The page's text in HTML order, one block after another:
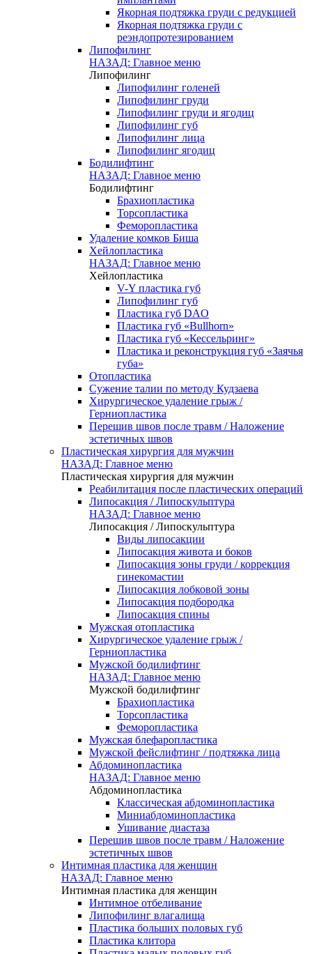
Якорная подтяжка груди с редукцией
Якорная подтяжка груди с
реэндопротезированием
Липофилинг
НАЗАД: Главное меню
Липофилинг
Липофилинг голеней
Липофилинг груди
Липофилинг груди и ягодиц
Липофилинг губ
Липофилинг лица
Липофилинг ягодиц
Бодилифтинг
НАЗАД: Главное меню
Бодилифтинг
Брахиопластика
Торсопластика
Феморопластика
Удаление комков Биша
Хейлопластика
НАЗАД: Главное меню
Хейлопластика
V-Y пластика губ
Липофилинг губ
Пластика губ DAO
Пластика губ «Bullhorn»
Пластика губ «Кессельринг»
Пластика и реконструкция губ «Заячья
губа»
Отопластика
Сужение талии по методу Кудзаева
Хирургическое удаление грыж /
Герниопластика
Перешив швов после травм / Наложение
эстетичных швов
Пластическая хирургия для мужчин
НАЗАД: Главное меню
Пластическая хирургия для мужчин
Реабилитация после пластических операций
Липосакция / Липоскульптура
НАЗАД: Главное меню
Липосакция / Липоскульптура
Виды липосакции
Липосакция живота и боков
Липосакция зоны груди / коррекция
гинекомастии
Липосакция лобковой зоны
Липосакция подбородка
Липосакция спины
Мужская отопластика
Хирургическое удаление грыж /
Герниопластика
Мужской бодилифтинг
НАЗАД: Главное меню
Мужской бодилифтинг
Брахиопластика
Торсопластика
Феморопластика
Мужская блефаропластика
Мужской фейслифтинг / подтяжка лица
Абдоминопластика
НАЗАД: Главное меню
Абдоминопластика
Классическая абдоминопластика
Миниабдоминопластика
Ушивание диастаза
Перешив швов после травм / Наложение
эстетичных швов
Интимная пластика для женщин
НАЗАД: Главное меню
Интимная пластика для женщин
Интимное отбеливание
Липофилинг влагалища
Пластика больших половых губ
Пластика клитора